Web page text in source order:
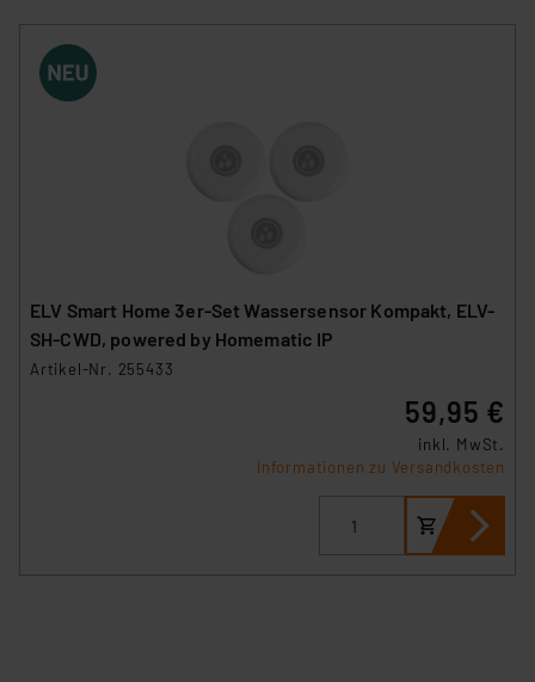
hiergegen Klagemöglichkeiten für Europäer bestehen.
Unsere Kooperation mit diesen Dienstleistern stützt
sich auf die Standarddatenschutzklauseln der
ELV Smart Home 3er-Set Wassersensor Kompakt, ELV-
SH-CWD, powered by Homematic IP
Artikel-Nr. 255433
59,95 €
inkl. MwSt.
Informationen zu Versandkosten